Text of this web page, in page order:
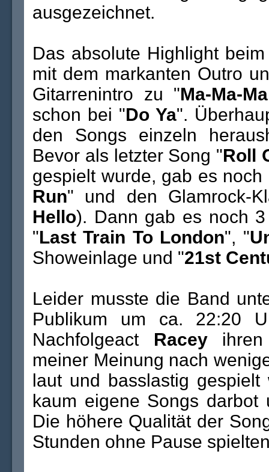
ausgezeichnet.
Das absolute Highlight
mit dem markanten Outro
Gitarrenintro zu "Ma-Ma-
schon bei "Do Ya".
den Songs einzeln
Bevor als letzter Song "Roll
gespielt wurde, gab es
Run" und den Glamrock-
Hello). Dann gab es noch
"Last Train To London", "
Showeinlage und "21st
Leider musste die Band
Publikum um ca. 22:20
Nachfolgeact Raceyihren
meiner Meinung nach
laut und basslastig
kaum eigene Songs darbot
Die höhere Qualität der
Stunden ohne Pause